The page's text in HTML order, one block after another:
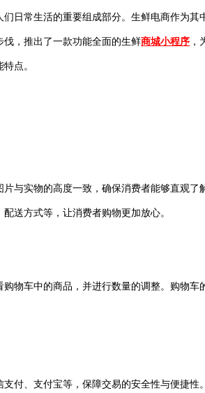
日常生活的重要组成部分。生鲜电商作为其
，推出了一款功能全面的生鲜商城小程序
点。
与实物的高度一致，确保消费者能够直观了
送方式等，让消费者购物更加放心。
物车中的商品，并进行数量的调整。购物车
付、支付宝等，保障交易的安全性与便捷性。